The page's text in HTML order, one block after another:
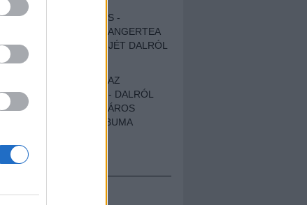
CROCODILE NERVES -
HALLGASD MEG AZ ANGERTEA
MA MEGJELENT EP-JÉT DALRÓL
DALRA!
A FELELŐSSÉGTŐL AZ
ELLOPOTT FÖLDIG - DALRÓL
DALRA A KÉPZELT VÁROS
SAMIZDAT CÍMŰ ALBUMA